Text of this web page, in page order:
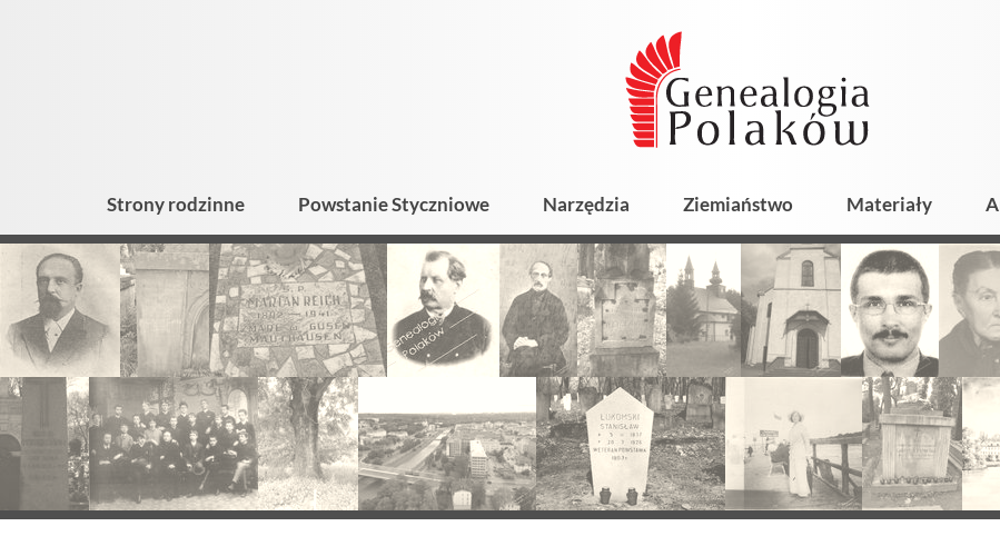
Strony rodzinne Powstanie Styczniowe Narzędzia Ziemiaństwo Materiały